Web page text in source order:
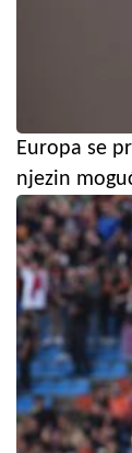
Europa se
njezin